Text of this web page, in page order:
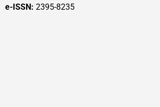
e-ISSN: 2395-8235